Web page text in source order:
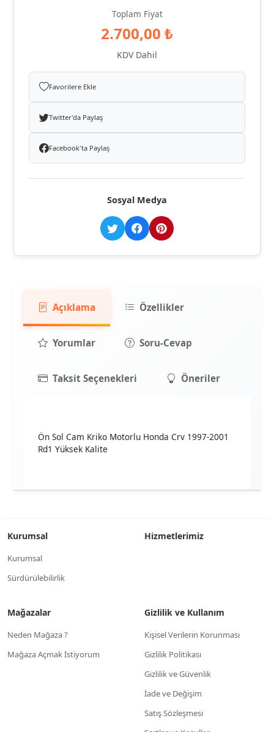
Toplam Fiyat
2.700,00 ₺
KDV Dahil
Favorilere Ekle
Twitter'da Paylaş
Facebook'ta Paylaş
Sosyal Medya
Açıklama Özellikler
Yorumlar Soru-Cevap
Taksit Seçenekleri Öneriler
Ön Sol Cam Kriko Motorlu Honda Crv 1997-2001
Rd1 Yüksek Kalite
Kurumsal
Kurumsal
Sürdürülebilirlik
Hizmetlerimiz
Mağazalar
Neden Mağaza ?
Mağaza Açmak İstiyorum
Gizlilik ve Kullanım
Kişisel Verilerin Korunması
Gizlilik Politikası
Gizlilik ve Güvenlik
İade ve Değişim
Satış Sözleşmesi